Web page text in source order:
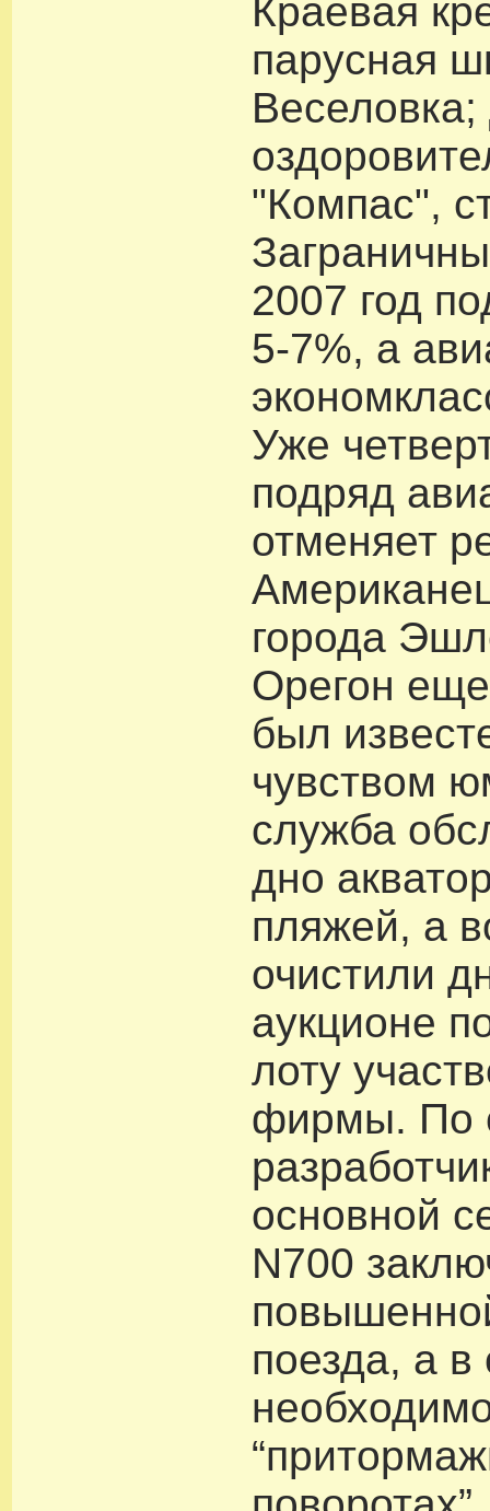
Краевая
парусная
Веселовка;
"Компас",
2007 год
5-7%, а
Уже
подряд
отменяет
города
Орегон
был
чувством
служба
дно
пляжей, а
очистили
аукционе
лоту
фирмы. По
основной
N700
поезда, а в